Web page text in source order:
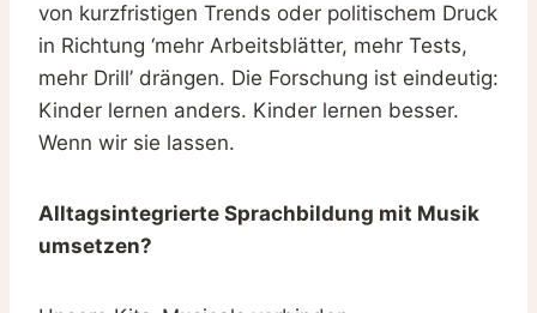
von kurzfristigen Trends oder politischem Druck
in Richtung ‘mehr Arbeitsblätter, mehr Tests,
mehr Drill’ drängen. Die Forschung ist eindeutig:
Kinder lernen anders. Kinder lernen besser.
Wenn wir sie lassen.
Alltagsintegrierte Sprachbildung mit Musik
umsetzen?